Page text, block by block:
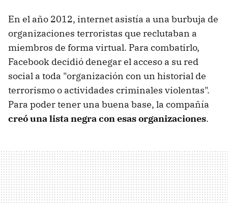
En el año 2012, internet asistía a una burbuja de
organizaciones terroristas que reclutaban a
miembros de forma virtual. Para combatirlo,
Facebook decidió denegar el acceso a su red
social a toda "organización con un historial de
terrorismo o actividades criminales violentas".
Para poder tener una buena base, la compañía
creó una lista negra con esas organizaciones.